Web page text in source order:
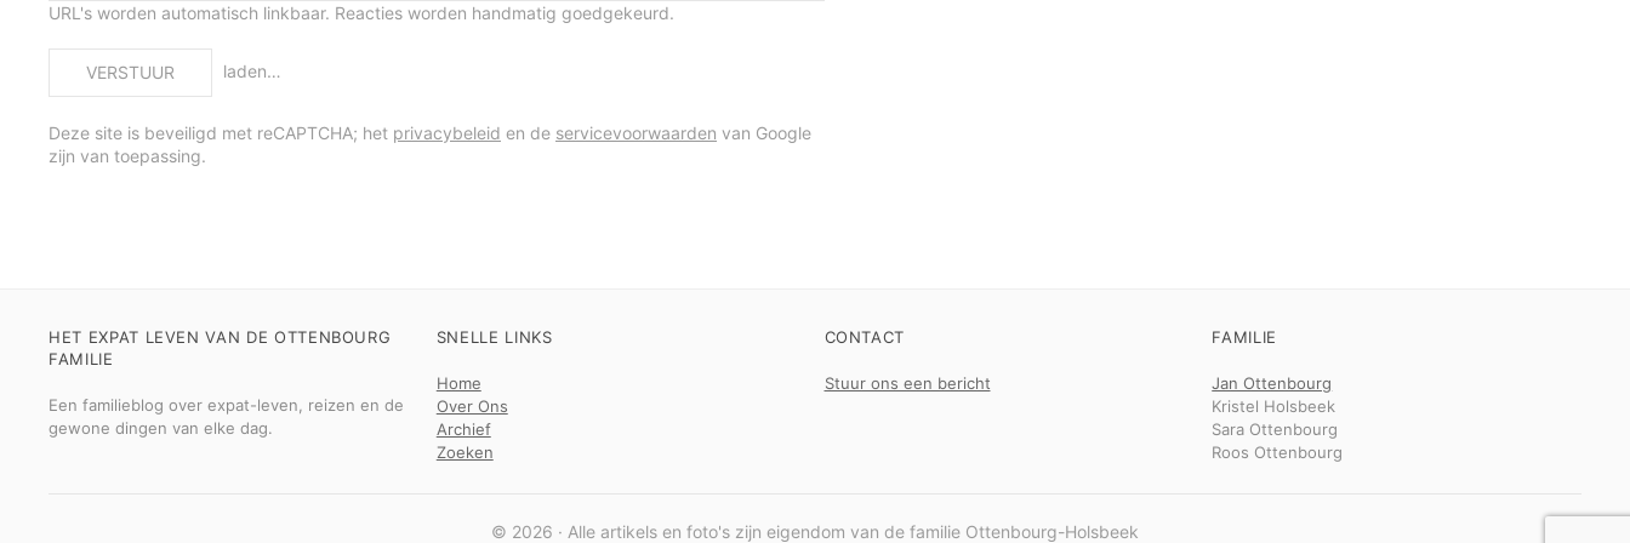
URL's worden automatisch linkbaar. Reacties worden handmatig goedgekeurd.
VERSTUUR laden…
Deze site is beveiligd met reCAPTCHA; het privacybeleid en de servicevoorwaarden van Google
zijn van toepassing.
HET EXPAT LEVEN VAN DE OTTENBOURG
FAMILIE
Een familieblog over expat-leven, reizen en de
gewone dingen van elke dag.
SNELLE LINKS
Home
Over Ons
Archief
Zoeken
CONTACT
Stuur ons een bericht
FAMILIE
Jan Ottenbourg
Kristel Holsbeek
Sara Ottenbourg
Roos Ottenbourg
© 2026 · Alle artikels en foto's zijn eigendom van de familie Ottenbourg-Holsbeek